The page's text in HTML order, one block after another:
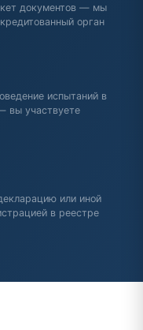
документов — мы
орган
испытаний в
вы участвуете
или иной
в реестре